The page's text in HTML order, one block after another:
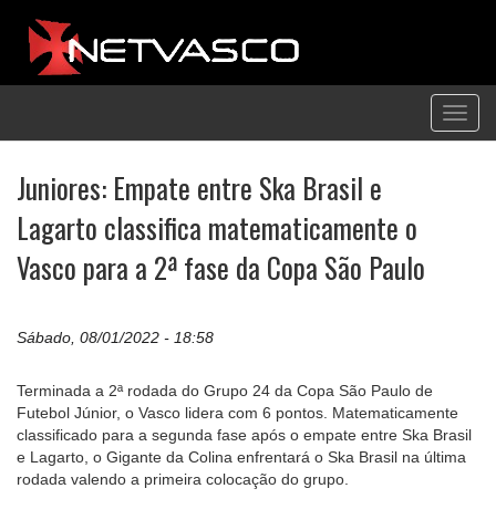
Juniores: Empate entre Ska Brasil e
Lagarto classifica matematicamente o
Vasco para a 2ª fase da Copa São Paulo
Sábado, 08/01/2022 - 18:58
Terminada a 2ª rodada do Grupo 24 da Copa São Paulo de
Futebol Júnior, o Vasco lidera com 6 pontos. Matematicamente
classificado para a segunda fase após o empate entre Ska Brasil
e Lagarto, o Gigante da Colina enfrentará o Ska Brasil na última
rodada valendo a primeira colocação do grupo.